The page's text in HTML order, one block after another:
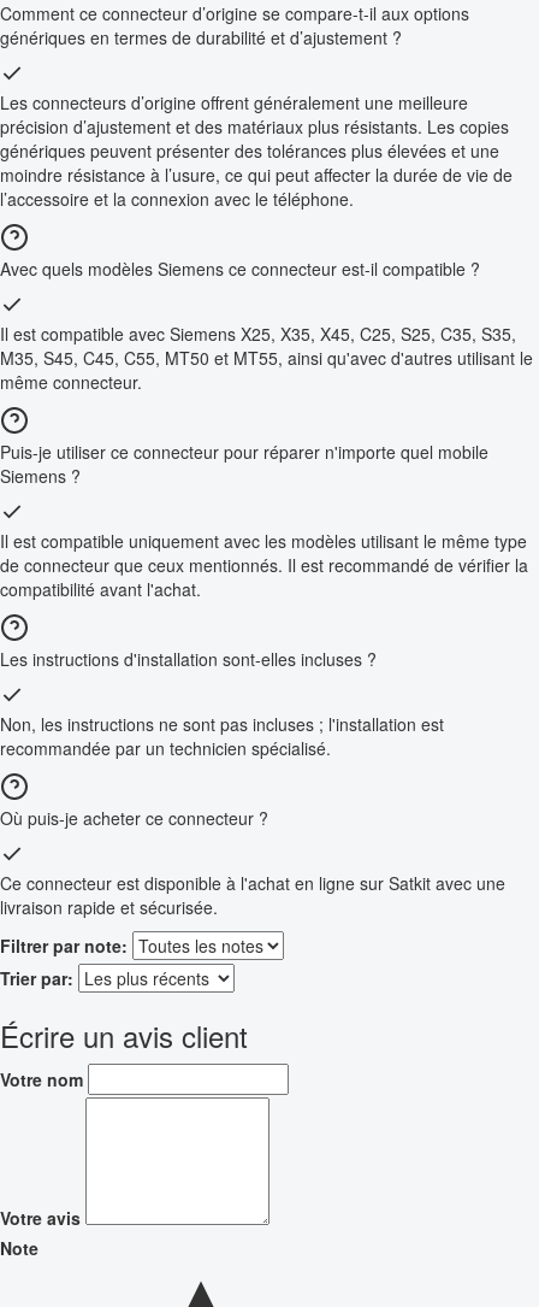
Comment ce connecteur d’origine se compare-t-il aux options
génériques en termes de durabilité et d’ajustement ?
Les connecteurs d’origine offrent généralement une meilleure
précision d’ajustement et des matériaux plus résistants. Les copies
génériques peuvent présenter des tolérances plus élevées et une
moindre résistance à l’usure, ce qui peut affecter la durée de vie de
l’accessoire et la connexion avec le téléphone.
Avec quels modèles Siemens ce connecteur est-il compatible ?
Il est compatible avec Siemens X25, X35, X45, C25, S25, C35, S35,
M35, S45, C45, C55, MT50 et MT55, ainsi qu'avec d'autres utilisant le
même connecteur.
Puis-je utiliser ce connecteur pour réparer n'importe quel mobile
Siemens ?
Il est compatible uniquement avec les modèles utilisant le même type
de connecteur que ceux mentionnés. Il est recommandé de vérifier la
compatibilité avant l'achat.
Les instructions d'installation sont-elles incluses ?
Non, les instructions ne sont pas incluses ; l'installation est
recommandée par un technicien spécialisé.
Où puis-je acheter ce connecteur ?
Ce connecteur est disponible à l'achat en ligne sur Satkit avec une
livraison rapide et sécurisée.
Filtrer par note:
Trier par:
Écrire un avis client
Votre nom
Votre avis
Note